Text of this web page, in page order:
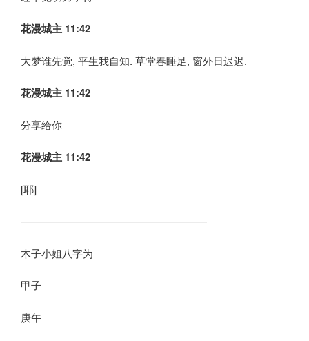
花漫城主 11:42
大梦谁先觉, 平生我自知. 草堂春睡足, 窗外日迟迟.
花漫城主 11:42
分享给你
花漫城主 11:42
[耶]
——————————————————
木子小姐八字为
甲子
庚午